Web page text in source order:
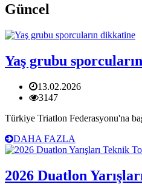
Güncel
Yaş grubu
13.02.2026
3147
Türkiye Triatlon Federasyonu'na
DAHA FAZLA
2026 Duatlon